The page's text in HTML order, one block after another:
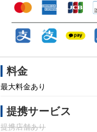
料金
最大料金あり
提携サービス
提携店舗あり